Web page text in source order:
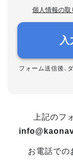
個人情報の取
入
フォーム送信後、
上記のフ
お電話での